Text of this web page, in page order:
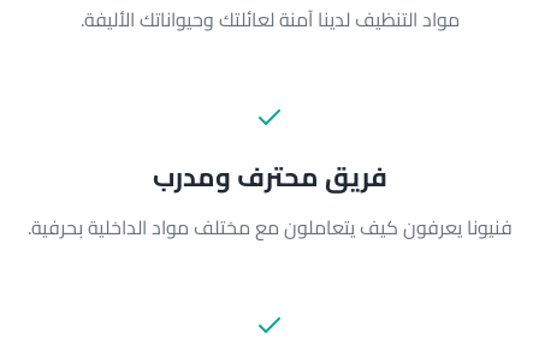
مواد التنظيف لدينا آمنة لعائلتك وحيواناتك الأليفة.
فريق محترف ومدرب
فنيونا يعرفون كيف يتعاملون مع مختلف مواد الداخلية بحرفية.